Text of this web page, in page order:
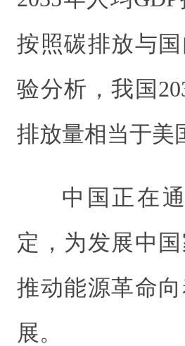
按照碳排放与
验分析，我国
排放量相当于美
中国正在
定，为发展中
推动能源革命
展。